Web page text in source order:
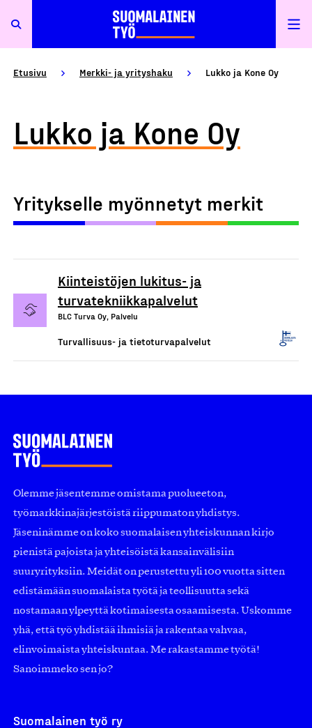
Etusivu Merkki- ja yrityshaku Lukko ja Kone Oy
Lukko ja Kone Oy
Yritykselle myönnetyt merkit
Kiinteistöjen lukitus- ja
turvatekniikkapalvelut
BLC Turva Oy, Palvelu
Turvallisuus- ja tietoturvapalvelut
Olemme jäsentemme omistama puolueeton,
työmarkkinajärjestöistä riippumaton yhdistys.
Jäseninämme on koko suomalaisen yhteiskunnan kirjo
pienistä pajoista ja yhteisöistä kansainvälisiin
suuryrityksiin. Meidät on perustettu yli 100 vuotta sitten
edistämään suomalaista työtä ja teollisuutta sekä
nostamaan ylpeyttä kotimaisesta osaamisesta. Uskomme
yhä, että työ yhdistää ihmisiä ja rakentaa vahvaa,
elinvoimaista yhteiskuntaa. Me rakastamme työtä!
Sanoimmeko sen jo?
Suomalainen työ ry